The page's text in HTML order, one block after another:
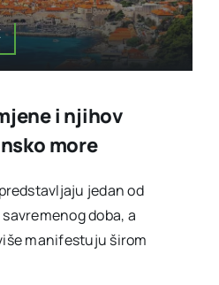
i njihov
more
jedan od
doba, a
manifestuju širom